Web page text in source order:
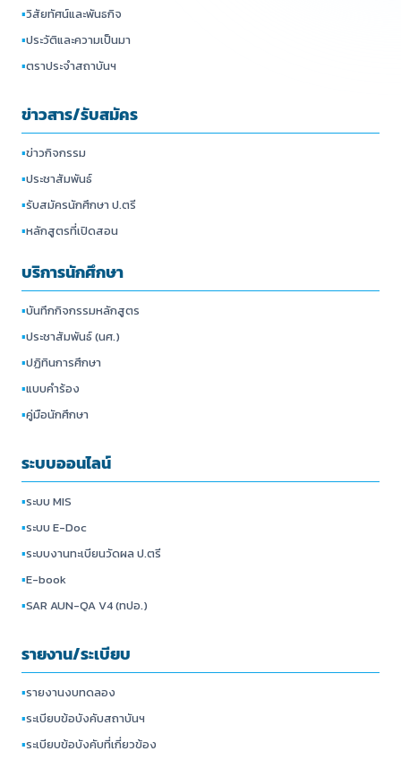
▪วิสัยทัศน์และพันธกิจ
▪ประวัติและความเป็นมา
▪ตราประจำสถาบันฯ
ข่าวสาร/รับสมัคร
▪ข่าวกิจกรรม
▪ประชาสัมพันธ์
▪รับสมัครนักศึกษา ป.ตรี
▪หลักสูตรที่เปิดสอน
บริการนักศึกษา
▪บันทึกกิจกรรมหลักสูตร
▪ประชาสัมพันธ์ (นศ.)
▪ปฏิทินการศึกษา
▪แบบคำร้อง
▪คู่มือนักศึกษา
ระบบออนไลน์
▪ระบบ MIS
▪ระบบ E-Doc
▪ระบบงานทะเบียนวัดผล ป.ตรี
▪E-book
▪SAR AUN-QA V4 (ทปอ.)
รายงาน/ระเบียบ
▪รายงานงบทดลอง
▪ระเบียบข้อบังคับสถาบันฯ
▪ระเบียบข้อบังคับที่เกี่ยวข้อง